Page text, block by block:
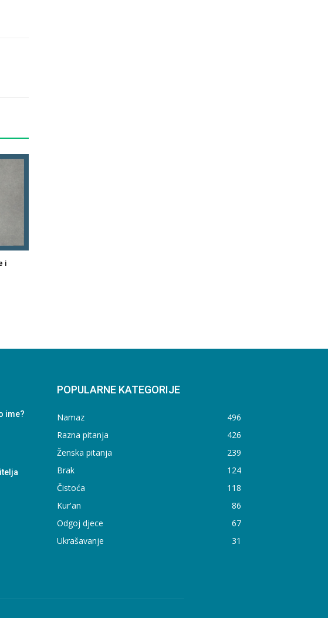
i
ime?
POPULARNE KATEGORIJE
Namaz
496
Razna pitanja
426
Ženska pitanja
239
Brak
124
Čistoća
118
Kur'an
86
Odgoj djece
67
Ukrašavanje
31